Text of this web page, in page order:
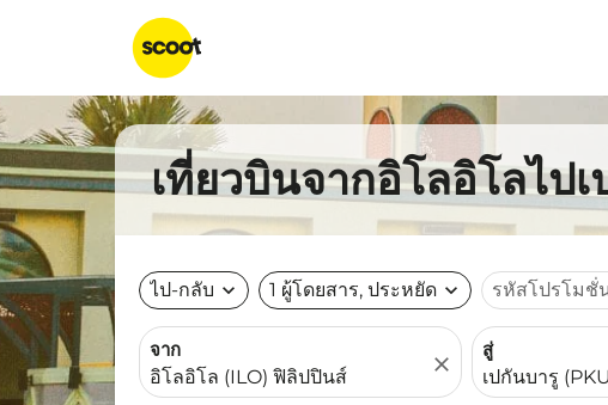
เที่ยวบินจากอิโลอิโลไป
ไป-กลับ expand_more 1 ผู้โดยสาร, ประหยัด expand_more รหัสโปรโมชั่
จาก
close
สู่